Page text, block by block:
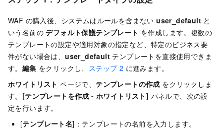
WAF の購入後、システムはルールを含まないuser_default と
いう名前のデフォルト保護テンプレート を作成します。複数の
テンプレートの設定や適用対象の指定など、特定のビジネス要
件がない場合は、user_default テンプレートを直接使用できま
す。 編集 をクリックし、 ステップ 2 に進みます。
ホワイトリスト ページで、 テンプレートの作成 をクリックしま
す。 [テンプレートを作成 - ホワイトリスト] パネルで、次の設
定を行います。
[テンプレート名]：テンプレートの名前を入力します。